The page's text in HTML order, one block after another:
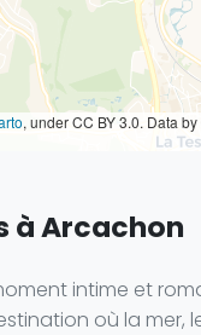
, under CC BY 3.0. Data
à Arcachon
intime et
où la mer,